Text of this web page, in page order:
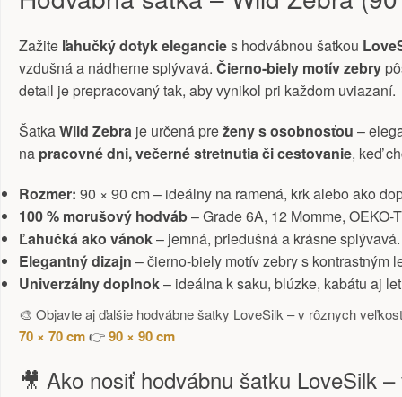
Zažite ľahučký dotyk elegancies hodvábnou šatkou
vzdušná a nádherne splývavá. Čierno-biely motív zebry
detail je prepracovaný tak, aby vynikol pri každom uviazaní.
ŠatkaWild Zebra je určená preženy s osobnosťou –
na pracovné dni, večerné stretnutia či cestovanie, keď
Rozmer: 90 × 90 cm – ideálny na ramená, krk alebo ako
100 % morušový hodváb– Grade 6A, 12 Momme,
Ľahučká ako vánok– jemná, priedušná a krásne splývavá.
Elegantný dizajn – čierno-biely motív zebry s kontrastným
Univerzálny doplnok– ideálna k saku, blúzke, kabátu aj
🎨 Objavte aj ďalšie hodvábne šatky LoveSilk – v rôznych
70 × 70 cm👉90 × 90 cm
🎥 Ako nosiť hodvábnu šatku LoveSilk